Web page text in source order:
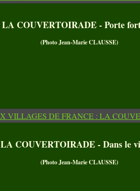
LA COUVERTOIRADE - Porte
(Photo Jean-Marie CLAUSSE)
LA COUVERTOIRADE - Dans le
(Photo Jean-Marie CLAUSSE)